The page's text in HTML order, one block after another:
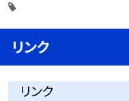
リンク
リンク